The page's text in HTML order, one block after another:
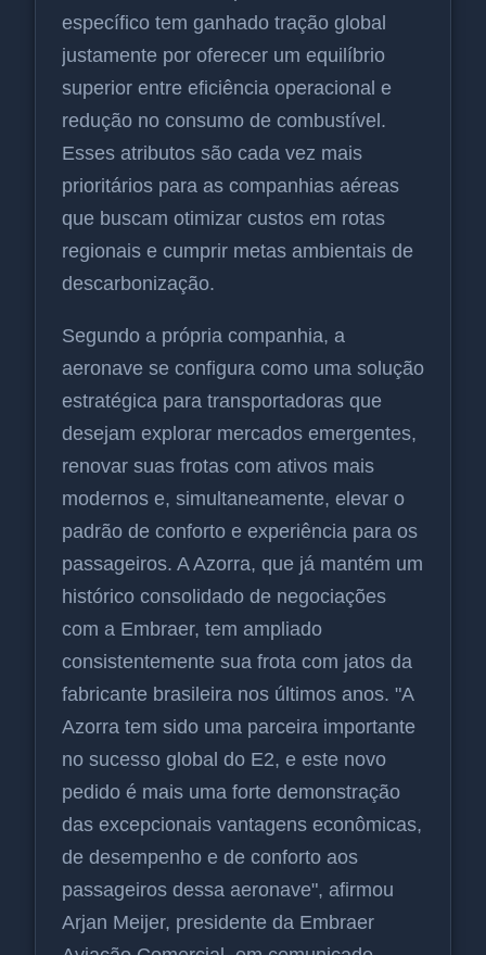
específico tem ganhado tração global
justamente por oferecer um equilíbrio
superior entre eficiência operacional e
redução no consumo de combustível.
Esses atributos são cada vez mais
prioritários para as companhias aéreas
que buscam otimizar custos em rotas
regionais e cumprir metas ambientais de
descarbonização.
Segundo a própria companhia, a
aeronave se configura como uma solução
estratégica para transportadoras que
desejam explorar mercados emergentes,
renovar suas frotas com ativos mais
modernos e, simultaneamente, elevar o
padrão de conforto e experiência para os
passageiros. A Azorra, que já mantém um
histórico consolidado de negociações
com a Embraer, tem ampliado
consistentemente sua frota com jatos da
fabricante brasileira nos últimos anos. "A
Azorra tem sido uma parceira importante
no sucesso global do E2, e este novo
pedido é mais uma forte demonstração
das excepcionais vantagens econômicas,
de desempenho e de conforto aos
passageiros dessa aeronave", afirmou
Arjan Meijer, presidente da Embraer